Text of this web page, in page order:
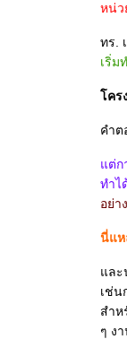
หน่ว
ทร.
เริ่ม
ครง
คำต
ต่กา
ทำไ
อย่า
นี่แห
ละน่
เช่น
สำห
ๆ ง